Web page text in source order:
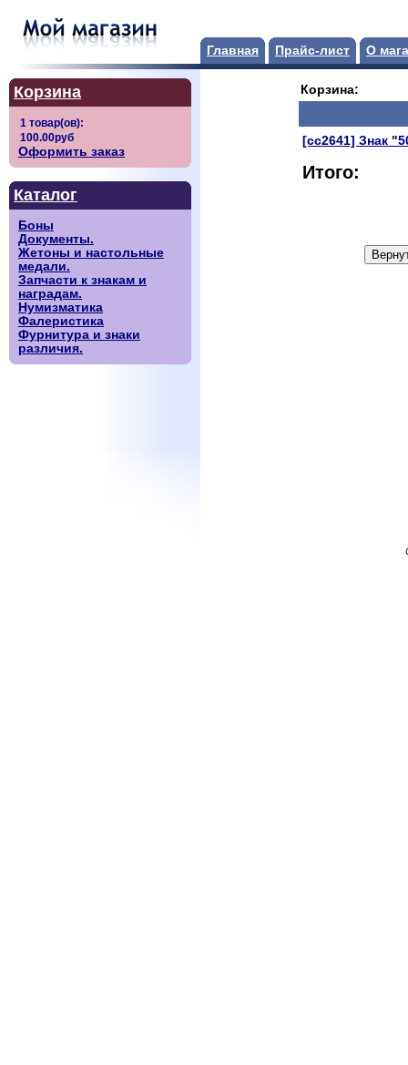
Главная Прайс-лист О
Корзина
Оформить заказ
Каталог
Боны
Документы.
Жетоны и настольные
медали.
Запчасти к знакам и
наградам.
Нумизматика
Фалеристика
Фурнитура и знаки
различия.
Корзина:
[сс2641] Знак
Итого: